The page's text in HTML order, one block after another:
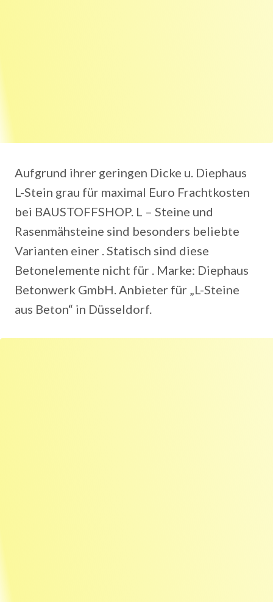
Aufgrund ihrer geringen Dicke u. Diephaus
L-Stein grau für maximal Euro Frachtkosten
bei BAUSTOFFSHOP. L – Steine und
Rasenmähsteine sind besonders beliebte
Varianten einer . Statisch sind diese
Betonelemente nicht für . Marke: Diephaus
Betonwerk GmbH. Anbieter für „L-Steine
aus Beton“ in Düsseldorf.